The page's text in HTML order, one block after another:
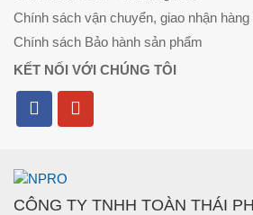
Chính sách vận chuyển, giao nhận hàng
Chính sách Bảo hành sản phẩm
KẾT NỐI VỚI CHÚNG TÔI
CÔNG TY TNHH TOÀN THÁI